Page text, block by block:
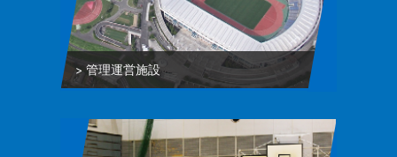
管理運営施設